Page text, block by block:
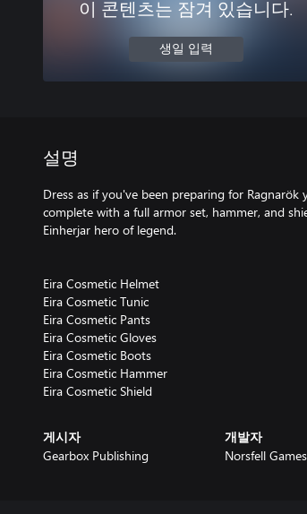
이 콘텐츠는 잠겨 있습니다.
생일 입력
설명
Dress as if you've been preparing for
complete with a full armor set, hammer, and
Einherjar hero of legend.
Eira Cosmetic Helmet
Eira Cosmetic Tunic
Eira Cosmetic Pants
Eira Cosmetic Gloves
Eira Cosmetic Boots
Eira Cosmetic Hammer
게시자
Gearbox Publishing
개발자
Norsfell